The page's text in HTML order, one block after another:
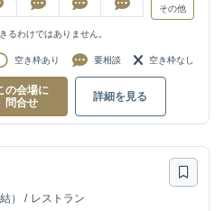
その他
るわけではありません。
空き枠あり 要相談 空き枠なし
の会場に
問合せ
詳細を見る
） / レストラン